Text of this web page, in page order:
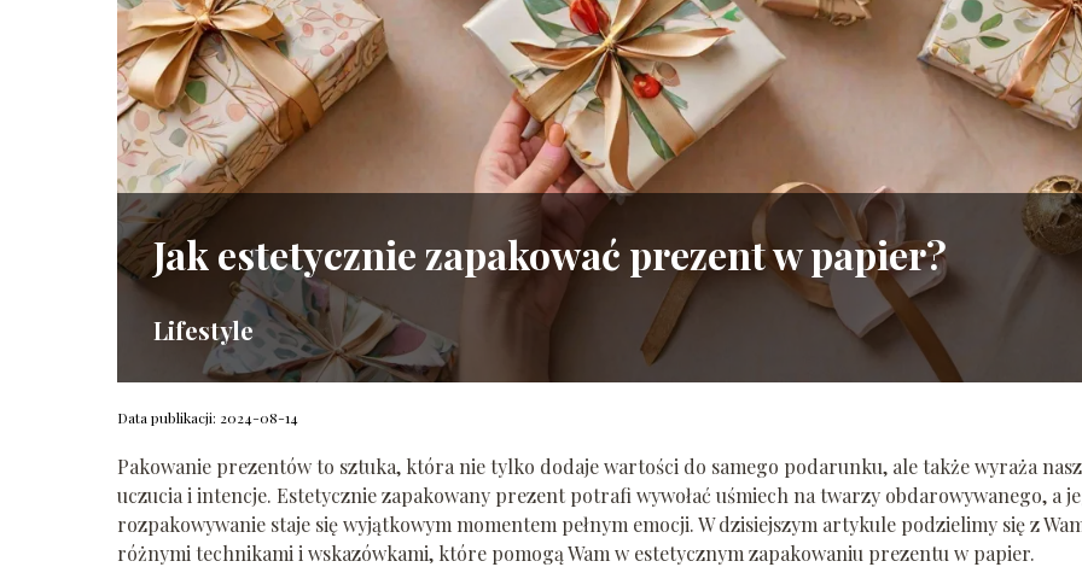
Jak estetycznie zapakować prezent w papier?
Lifestyle
Data publikacji: 2024-08-14
Pakowanie prezentów to sztuka, która nie tylko dodaje wartości do samego podarunku, ale także wyraża
uczucia i intencje. Estetycznie zapakowany prezent potrafi wywołać uśmiech na twarzy obdarowywanego, a
rozpakowywanie staje się wyjątkowym momentem pełnym emocji. W dzisiejszym artykule podzielimy się z
różnymi technikami i wskazówkami, które pomogą Wam w estetycznym zapakowaniu prezentu w papier.